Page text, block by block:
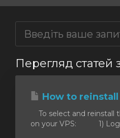
Перегляд статей
How to reinstall
To select and reinstall
on your VPS: 1) Log